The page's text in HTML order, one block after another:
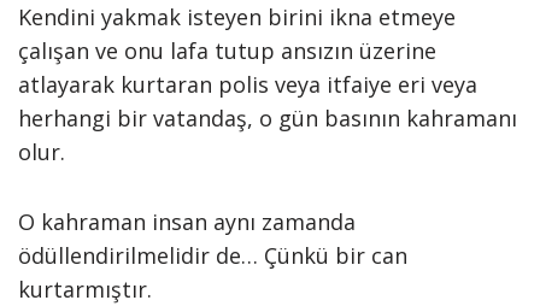
Kendini yakmak isteyen birini ikna etmeye
çalışan ve onu lafa tutup ansızın üzerine
atlayarak kurtaran polis veya itfaiye eri veya
herhangi bir vatandaş, o gün basının kahramanı
olur.
O kahraman insan aynı zamanda
ödüllendirilmelidir de… Çünkü bir can
kurtarmıştır.